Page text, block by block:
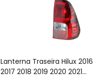
Lanterna Traseira Hilux 2016
2017 2018 2019 2020 2021